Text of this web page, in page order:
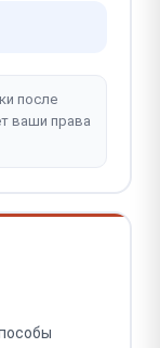
после
ваши права